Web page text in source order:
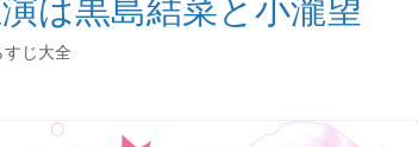
は黒島結菜と小瀧望
すじ大全